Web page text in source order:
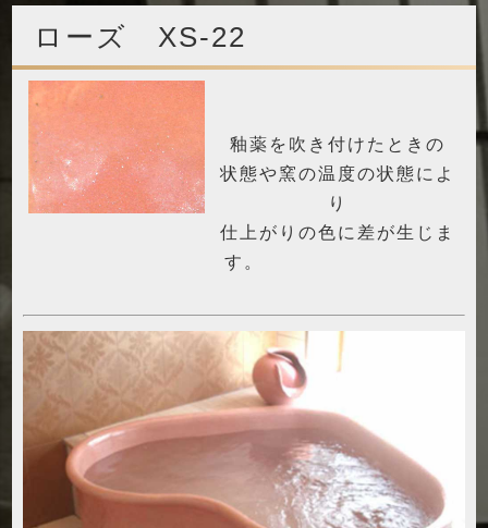
ローズ XS-22
釉薬を吹き付けたときの
状態や窯の温度の状態によ
り
仕上がりの色に差が生じま
す。